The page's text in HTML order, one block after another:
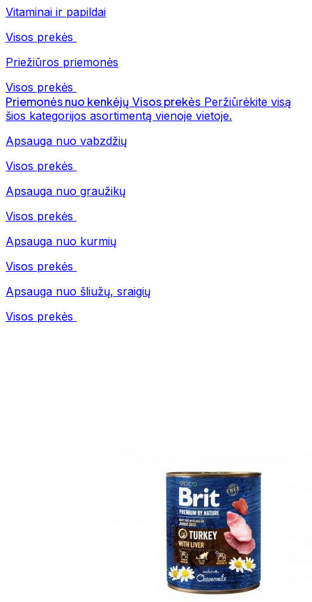
Vitaminai ir papildai
Visos prekės
Priežiūros priemonės
Visos prekės
Priemonės nuo kenkėjų Visos prekės Peržiūrėkite visą
šios kategorijos asortimentą vienoje vietoje.
Apsauga nuo vabzdžių
Visos prekės
Apsauga nuo graužikų
Visos prekės
Apsauga nuo kurmių
Visos prekės
Apsauga nuo šliužų, sraigių
Visos prekės